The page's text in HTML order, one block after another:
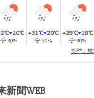
20℃
30%
31℃ 20℃
30%
29℃ 18℃
30%
制作：
新聞WEB